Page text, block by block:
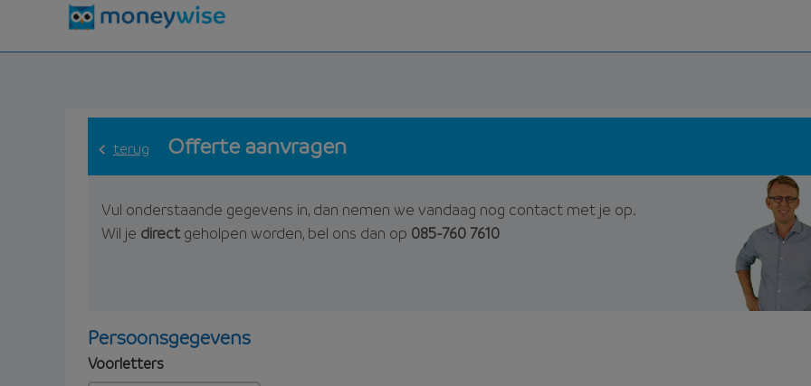
terug Offerte aanvragen
Vul onderstaande gegevens in, dan nemen we vandaag nog contact met je op.
Wil je directgeholpen worden, bel ons dan op 085-760 7610
Persoonsgegevens
Voorletters